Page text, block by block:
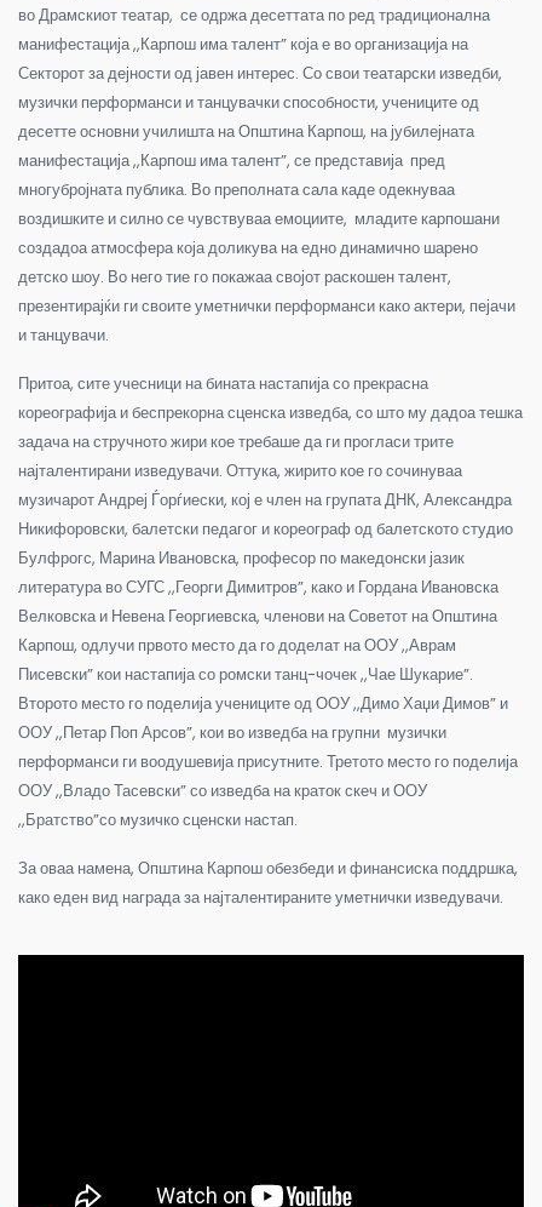
во Драмскиот театар, се одржа десеттата по ред традиционална
манифестација ,,Карпош има талент” која е во организација на
Секторот за дејности од јавен интерес. Со свои театарски изведби,
музички перформанси и танцувачки способности, учениците од
десетте основни училишта на Општина Карпош, на јубилејната
манифестација ,,Карпош има талент”, се представија пред
многубројната публика. Во преполната сала каде одекнуваа
воздишките и силно се чувствуваа емоциите, младите карпошани
создадоа атмосфера која доликува на едно динамично шарено
детско шоу. Во него тие го покажаа својот раскошен талент,
презентирајќи ги своите уметнички перформанси како актери, пејачи
и танцувачи.
Притоа, сите учесници на бината настапија со прекрасна
кореографија и беспрекорна сценска изведба, со што му дадоа тешка
задача на стручното жири кое требаше да ги прогласи трите
најталентирани изведувачи. Оттука, жирито кое го сочинуваа
музичарот Андреј Ѓорѓиески, кој е член на групата ДНК, Александра
Никифоровски, балетски педагог и кореограф од балетското студио
Булфрогс, Марина Ивановска, професор по македонски јазик
литература во СУГС ,,Георги Димитров”, како и Гордана Ивановска
Велковска и Невена Георгиевска, членови на Советот на Општина
Карпош, одлучи првото место да го доделат на ООУ ,,Аврам
Писевски” кои настапија со ромски танц-чочек ,,Чае Шукарие”.
Второто место го поделија учениците од ООУ ,,Димо Хаџи Димов” и
ООУ ,,Петар Поп Арсов”, кои во изведба на групни музички
перформанси ги воодушевија присутните. Третото место го поделија
ООУ ,,Владо Тасевски” со изведба на краток скеч и ООУ
,,Братство”со музичко сценски настап.
За оваа намена, Општина Карпош обезбеди и финансиска поддршка,
како еден вид награда за најталентираните уметнички изведувачи.